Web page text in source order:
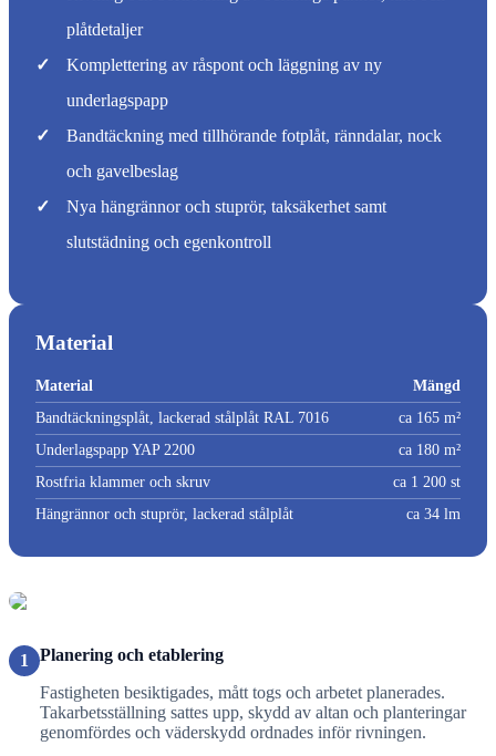
plåtdetaljer
✓
Komplettering av råspont och läggning av ny
underlagspapp
✓
Bandtäckning med tillhörande fotplåt, ränndalar, nock
och gavelbeslag
✓
Nya hängrännor och stuprör, taksäkerhet samt
slutstädning och egenkontroll
Material
Material
Mängd
Bandtäckningsplåt, lackerad stålplåt RAL 7016
ca 165 m²
Underlagspapp YAP 2200
ca 180 m²
Rostfria klammer och skruv
ca 1 200 st
Hängrännor och stuprör, lackerad stålplåt
ca 34 lm
1
Planering och etablering
Fastigheten besiktigades, mått togs och arbetet planerades.
Takarbetsställning sattes upp, skydd av altan och planteringar
genomfördes och väderskydd ordnades inför rivningen.